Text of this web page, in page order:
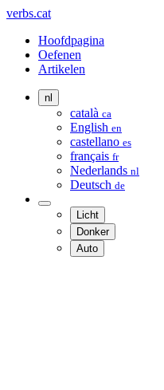
verbs.cat
Hoofdpagina
Oefenen
Artikelen
nl
català ca
English en
castellano es
français fr
Nederlands nl
Deutsch de
Licht
Donker
Auto